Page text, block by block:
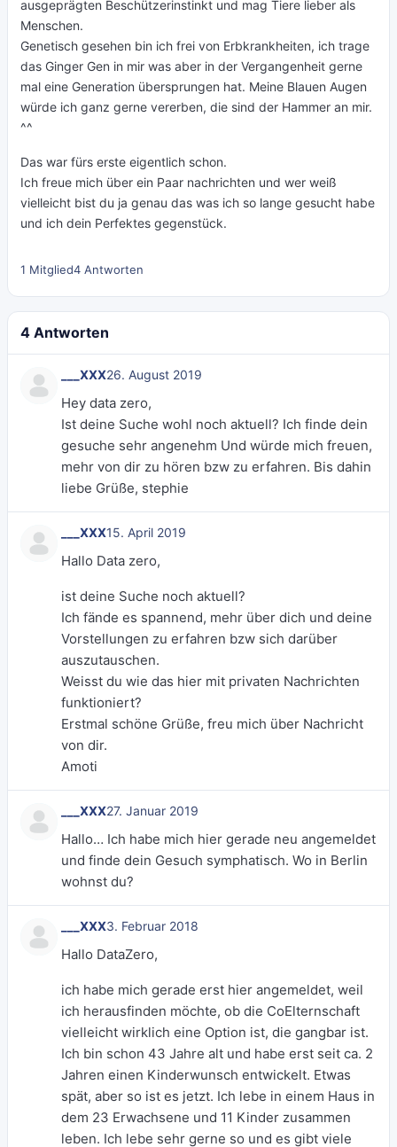
ausgeprägten Beschützerinstinkt und mag Tiere lieber als
Menschen.
Genetisch gesehen bin ich frei von Erbkrankheiten, ich trage
das Ginger Gen in mir was aber in der Vergangenheit gerne
mal eine Generation übersprungen hat. Meine Blauen Augen
würde ich ganz gerne vererben, die sind der Hammer an mir.
^^
Das war fürs erste eigentlich schon.
Ich freue mich über ein Paar nachrichten und wer weiß
vielleicht bist du ja genau das was ich so lange gesucht habe
und ich dein Perfektes gegenstück.
1 Mitglied4 Antworten
4 Antworten
___XXX26. August 2019
Hey data zero,
Ist deine Suche wohl noch aktuell? Ich finde dein
gesuche sehr angenehm Und würde mich freuen,
mehr von dir zu hören bzw zu erfahren. Bis dahin
liebe Grüße, stephie
___XXX15. April 2019
Hallo Data zero,
ist deine Suche noch aktuell?
Ich fände es spannend, mehr über dich und deine
Vorstellungen zu erfahren bzw sich darüber
auszutauschen.
Weisst du wie das hier mit privaten Nachrichten
funktioniert?
Erstmal schöne Grüße, freu mich über Nachricht
von dir.
Amoti
___XXX27. Januar 2019
Hallo… Ich habe mich hier gerade neu angemeldet
und finde dein Gesuch symphatisch. Wo in Berlin
wohnst du?
___XXX3. Februar 2018
Hallo DataZero,
ich habe mich gerade erst hier angemeldet, weil
ich herausfinden möchte, ob die CoElternschaft
vielleicht wirklich eine Option ist, die gangbar ist.
Ich bin schon 43 Jahre alt und habe erst seit ca. 2
Jahren einen Kinderwunsch entwickelt. Etwas
spät, aber so ist es jetzt. Ich lebe in einem Haus in
dem 23 Erwachsene und 11 Kinder zusammen
leben. Ich lebe sehr gerne so und es gibt viele